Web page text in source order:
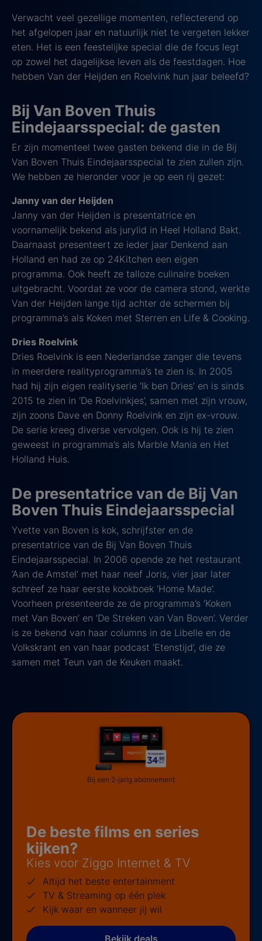
Verwacht veel gezellige momenten, reflecterend op
het afgelopen jaar en natuurlijk niet te vergeten lekker
eten. Het is een feestelijke special die de focus legt
op zowel het dagelijkse leven als de feestdagen. Hoe
hebben Van der Heijden en Roelvink hun jaar beleefd?
Bij Van Boven Thuis
Eindejaarsspecial: de gasten
Er zijn momenteel twee gasten bekend die in de Bij
Van Boven Thuis Eindejaarsspecial te zien zullen zijn.
We hebben ze hieronder voor je op een rij gezet:
Janny van der Heijden
Janny van der Heijden is presentatrice en
voornamelijk bekend als jurylid in Heel Holland Bakt.
Daarnaast presenteert ze ieder jaar Denkend aan
Holland en had ze op 24Kitchen een eigen
programma. Ook heeft ze talloze culinaire boeken
uitgebracht. Voordat ze voor de camera stond, werkte
Van der Heijden lange tijd achter de schermen bij
programma’s als Koken met Sterren en Life & Cooking.
Dries Roelvink
Dries Roelvink is een Nederlandse zanger die tevens
in meerdere realityprogramma’s te zien is. In 2005
had hij zijn eigen realityserie ‘Ik ben Dries’ en is sinds
2015 te zien in ‘De Roelvinkjes’, samen met zijn vrouw,
zijn zoons Dave en Donny Roelvink en zijn ex-vrouw.
De serie kreeg diverse vervolgen. Ook is hij te zien
geweest in programma’s als Marble Mania en Het
Holland Huis.
De presentatrice van de Bij Van
Boven Thuis Eindejaarsspecial
Yvette van Boven is kok, schrijfster en de
presentatrice van de Bij Van Boven Thuis
Eindejaarsspecial. In 2006 opende ze het restaurant
‘Aan de Amstel’ met haar neef Joris, vier jaar later
schreef ze haar eerste kookboek ‘Home Made’.
Voorheen presenteerde ze de programma’s ‘Koken
met Van Boven’ en ‘De Streken van Van Boven’. Verder
is ze bekend van haar columns in de Libelle en de
Volkskrant en van haar podcast ‘Etenstijd’, die ze
samen met Teun van de Keuken maakt.
De beste films en series
kijken?
Kies voor Ziggo Internet & TV
Altijd het beste entertainment
TV & Streaming op één plek
Kijk waar en wanneer jij wil
Bij een 2-jarig abonnement